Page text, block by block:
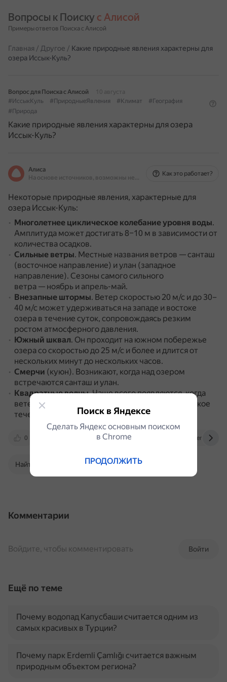
Вопросы к Поиску с Алисой
Примеры ответов Поиска с Алисой
Главная / Другое / Какие природные явления характерны для
озера Иссык-Куль?
Вопрос для Поиска с Алисой
10 августа
#ИссыкКуль
#ПриродныеЯвления #Климат
#География
#Природа
Какие природные явления характерны для озера
Иссык-Куль?
Алиса
На основе источников, возможны неточности
Как это работает?
Некоторые природные явления, характерные для
озера Иссык-Куль:
Многолетнее циклическое колебание уровня воды.
Амплитуда может достигать 8–10 м в зависимости от
количества осадков.
Сильные ветры. Местные названия ветров — санташ
(восточное направление) и улан (западное
направление). Сезоны самого сильного
ветра — ноябрь и апрель-май.
Внезапные штормы. Ветер скоростью 20 м/с и до 30–
40 м/с может удерживаться на западе и востоке
озера в течение суток, сопровождаясь резким
ростом атмосферного давления.
Южный шквал. Он проходит на южном побережье
озера со скоростью до 25 м/с и более и длится от
нескольких минут до нескольких часов.
Смерчи (куюн). Возникают, когда над озером
встречаются санташ и улан.
Квадратные волны.Чаще всего появляются, когда
ветер гонит волны в одном направлении, а морское
течение — в другом.
0 geosfera.org dzen.ru
Найти в Поиске
Комментарии
Войти
Войдите, чтобы комментировать
Ещё по теме
Почему водопад Капусбаши считается одним из
самых красивых в Турции?
Почему парк Erdemli Çamlığı считается важным
природным объектом региона?
Поиск в Яндексе
Сделать Яндекс основным поиском
в Сhrome
ПРОДОЛЖИТЬ